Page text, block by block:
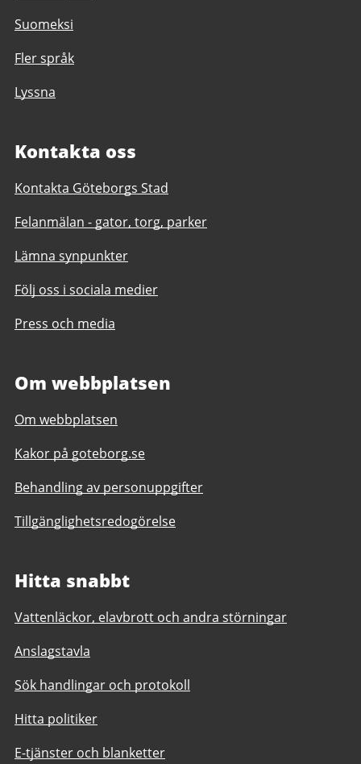
Suomeksi
Fler språk
Lyssna
Kontakta oss
Kontakta Göteborgs Stad
Felanmälan - gator, torg, parker
Lämna synpunkter
Följ oss i sociala medier
Press och media
Om webbplatsen
Om webbplatsen
Kakor på goteborg.se
Behandling av personuppgifter
Tillgänglighetsredogörelse
Hitta snabbt
Vattenläckor, elavbrott och andra störningar
Anslagstavla
Sök handlingar och protokoll
Hitta politiker
E-tjänster och blanketter